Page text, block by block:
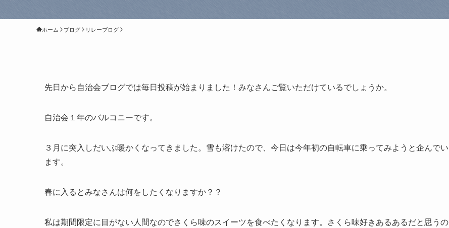
ホーム ブログ リレーブログ
先日から自治会ブログでは毎日投稿が始まりました！みなさんご覧いただけているでしょうか。
自治会１年のバルコニーです。
３月に突入しだいぶ暖かくなってきました。雪も溶けたので、今日は今年初の自転車に乗ってみようと企んでい
ます。
春に入るとみなさんは何をしたくなりますか？？
私は期間限定に目がない人間なのでさくら味のスイーツを食べたくなります。さくら味好きあるあるだと思うの